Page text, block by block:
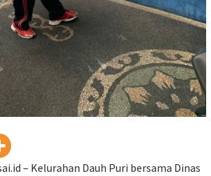
– Kelurahan Dauh Puri bersama Dinas